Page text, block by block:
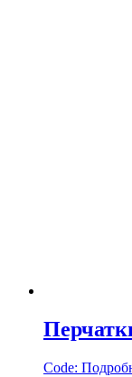
Code: